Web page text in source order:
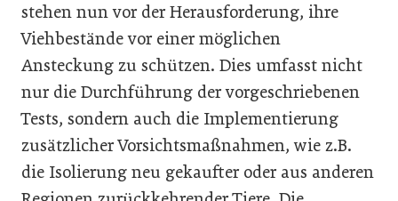
stehen nun vor der Herausforderung, ihre
Viehbestände vor einer möglichen
Ansteckung zu schützen. Dies umfasst nicht
nur die Durchführung der vorgeschriebenen
Tests, sondern auch die Implementierung
zusätzlicher Vorsichtsmaßnahmen, wie z.B.
die Isolierung neu gekaufter oder aus anderen